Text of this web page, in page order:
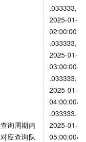
查询周期内
对应查询队
.033333,
2025-01-09
02:00:00=2
.033333,
2025-01-09
03:00:00=2
.033333,
2025-01-09
04:00:00=2
.033333,
2025-01-09
05:00:00=2